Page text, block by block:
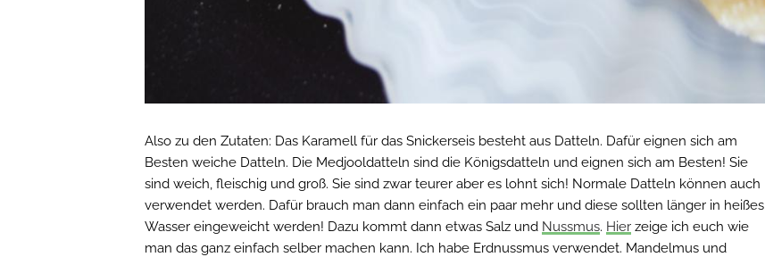
Also zu den Zutaten: Das Karamell für das Snickerseis besteht aus Datteln. Dafür eignen sich am
Besten weiche Datteln. Die Medjooldatteln sind die Königsdatteln und eignen sich am Besten! Sie
sind weich, fleischig und groß. Sie sind zwar teurer aber es lohnt sich! Normale Datteln können auch
verwendet werden. Dafür brauch man dann einfach ein paar mehr und diese sollten länger in heißes
Wasser eingeweicht werden! Dazu kommt dann etwas Salz und Nussmus. Hier zeige ich euch wie
man das ganz einfach selber machen kann. Ich habe Erdnussmus verwendet. Mandelmus und